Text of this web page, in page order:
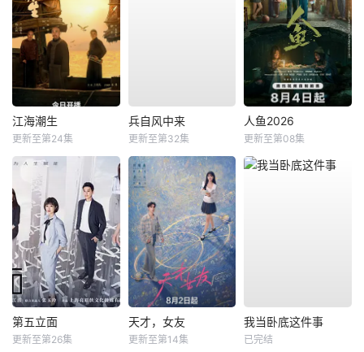
江海潮生
更新至第24集
兵自风中来
更新至第32集
人鱼2026
更新至第08集
第五立面
更新至第26集
天才，女友
更新至第14集
我当卧底这件事
已完结